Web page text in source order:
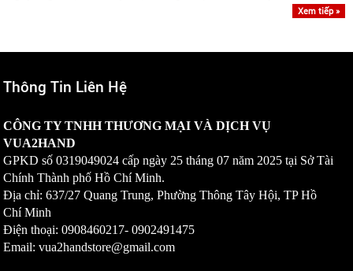
Xem tiếp »
Thông Tin Liên Hệ
CÔNG TY TNHH THƯƠNG MẠI VÀ DỊCH VỤ
VUA2HAND
GPKD số0319049024 cấp ngày 25 tháng 07 năm 2025 tại Sở Tài
Chính Thành phố Hồ Chí Minh.
Địa chỉ: 637/27 Quang Trung, Phường Thông Tây Hội, TP Hồ
Chí Minh
Điện thoại: 0908460217-0902491475
Email: vua2handstore@gmail.com